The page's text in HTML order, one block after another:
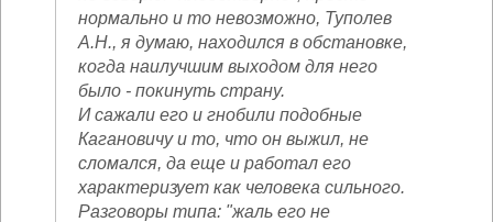
нормально и то невозможно, Туполев
А.Н., я думаю, находился в обстановке,
когда наилучшим выходом для него
было - покинуть страну.
И сажали его и гнобили подобные
Кагановичу и то, что он выжил, не
сломался, да еще и работал его
характеризует как человека сильного.
Разговоры типа: "жаль его не